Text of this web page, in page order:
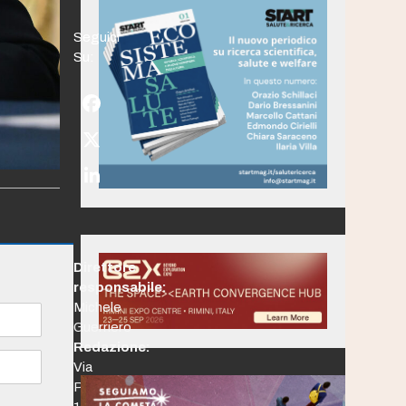
Seguici
Su:
Facebook
Twitter
(deprecated)
LinkedIn
Direttore
responsabile:
Michele
Guerriero
Redazione:
Via
Po,